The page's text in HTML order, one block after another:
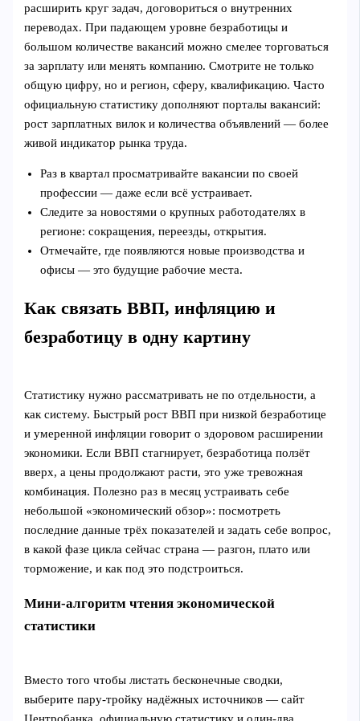
расширить круг задач, договориться о внутренних
переводах. При падающем уровне безработицы и
большом количестве вакансий можно смелее торговаться
за зарплату или менять компанию. Смотрите не только
общую цифру, но и регион, сферу, квалификацию. Часто
официальную статистику дополняют порталы вакансий:
рост зарплатных вилок и количества объявлений — более
живой индикатор рынка труда.
Раз в квартал просматривайте вакансии по своей
профессии — даже если всё устраивает.
Следите за новостями о крупных работодателях в
регионе: сокращения, переезды, открытия.
Отмечайте, где появляются новые производства и
офисы — это будущие рабочие места.
Как связать ВВП, инфляцию и
безработицу в одну картину
Статистику нужно рассматривать не по отдельности, а
как систему. Быстрый рост ВВП при низкой безработице
и умеренной инфляции говорит о здоровом расширении
экономики. Если ВВП стагнирует, безработица ползёт
вверх, а цены продолжают расти, это уже тревожная
комбинация. Полезно раз в месяц устраивать себе
небольшой «экономический обзор»: посмотреть
последние данные трёх показателей и задать себе вопрос,
в какой фазе цикла сейчас страна — разгон, плато или
торможение, и как под это подстроиться.
Мини‑алгоритм чтения экономической
статистики
Вместо того чтобы листать бесконечные сводки,
выберите пару‑тройку надёжных источников — сайт
Центробанка, официальную статистику и один‑два